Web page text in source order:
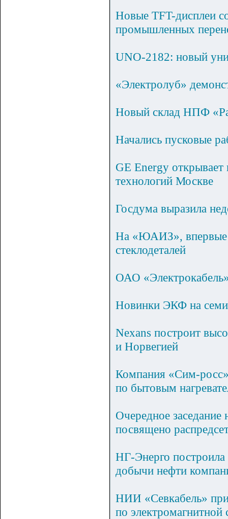
Новые TFT-дисплеи
промышленных
UNO-2182: новый
«Электролуб»
Новый склад НПФ
Начались пусковые
GE Energy
технологий Москве
Госдума выразила
На «ЮАИЗ», впервые
стеклодеталей
ОАО
Новинки ЭКФ на
Nexans построит
и Норвегией
Компания «Сим-
по бытовым
Очередное
посвящено
НГ-Энерго построила
добычи нефти
НИИ «Севкабель»
по электромагнитной